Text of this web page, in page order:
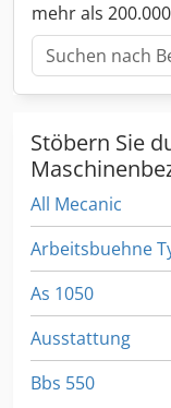
mehr als
Stöbern Sie
All Mecanic
Arbeitsbuehne
As 1050
Ausstattung
Bbs 550